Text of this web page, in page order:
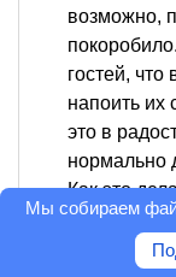
возможно,
гостей, что
напоить
это в
нормально
Как это
принимать
Мы собираем